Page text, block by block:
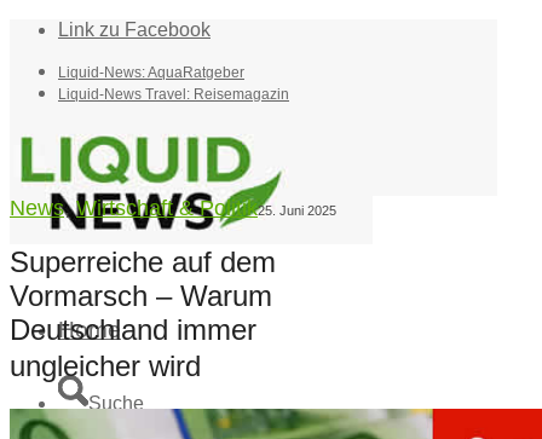
Link zu Facebook
Liquid-News: AquaRatgeber
Liquid-News Travel: Reisemagazin
Home
Suche
News,Wirtschaft & Politik25. Juni 2025
Superreiche auf dem
Vormarsch – Warum
Deutschland immer
ungleicher wird